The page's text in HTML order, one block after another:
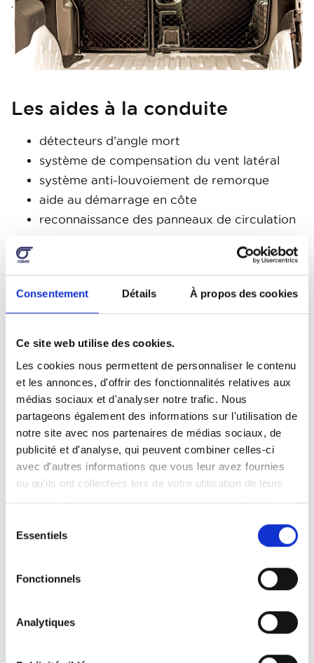
Consentement Détails À propos des cookies
Ce site web utilise des cookies.
Les cookies nous permettent de personnaliser le contenu
et les annonces, d'offrir des fonctionnalités relatives aux
médias sociaux et d'analyser notre trafic. Nous
partageons également des informations sur l'utilisation de
notre site avec nos partenaires de médias sociaux, de
publicité et d'analyse, qui peuvent combiner celles-ci
avec d'autres informations que vous leur avez fournies
ou qu'ils ont collectées lors de votre utilisation de leurs
services. Vous trouverez ici notrecharte cookieset
Essentiels
Fonctionnels
Analytiques
Les aides à la conduite
détecteurs d’angle mort
système de compensation du vent latéral
système anti-louvoiement de remorque
aide au démarrage en côte
reconnaissance des panneaux de circulation
Les aides au stationnement
radars d’aide au stationnement
assistance de stationnement automatique
caméras
l’approche d’un véhicule lors d’une sortie de
stationnement)
Les protections antivol
alarme
serrures anti-effraction
siège conducteur (réglages, électrique, à
téléphone main libre